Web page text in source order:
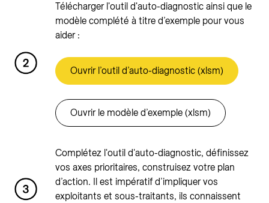
Télécharger l'outil d'auto-diagnostic ainsi que le
modèle complété à titre d’exemple pour vous
aider :
Ouvrir l’outil d’auto-diagnostic (xlsm)
Ouvrir le modèle d’exemple (xlsm)
Complétez l'outil d'auto-diagnostic, définissez
vos axes prioritaires, construisez votre plan
d’action. Il est impératif d’impliquer vos
exploitants et sous-traitants, ils connaissent